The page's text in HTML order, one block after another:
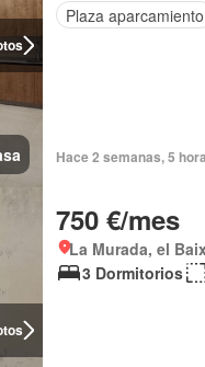
Plaza aparcamiento
Hace 2 semanas, 5
750 €/mes
La Murada, el
3 Dormitorios